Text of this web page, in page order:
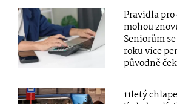
Pravidla pro
mohou
Seniorům
roku více
původně
11letý